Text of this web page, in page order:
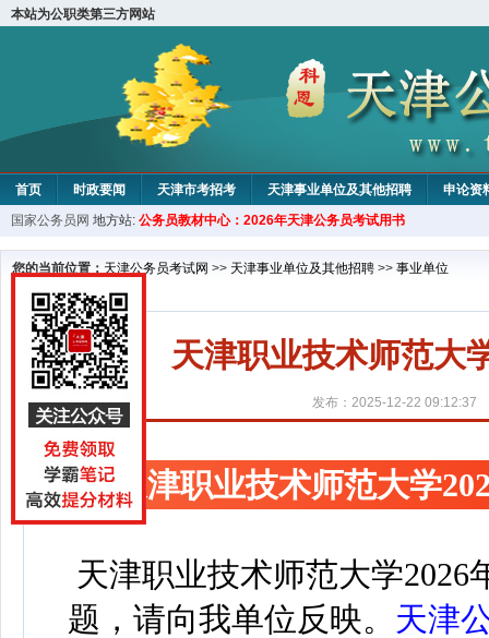
本站为公职类第三方网站
首页 时政要闻 天津市考招考 天津事业单位及其他招聘 申论资
教材中心
国家公务员网 地方站: 公务员教材中心：2026年天津公务员考试用书
您的当前位置： 天津公务员考试网 >> 天津事业单位及其他招聘 >> 事业单位
天津职业技术师范大
发布：2025-12-22 09:12:37
天津职业技术师范大学
天津职业技术师范大学2026
题，请向我单位反映。 天津